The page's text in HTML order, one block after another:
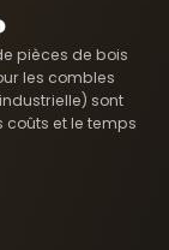
pièces de bois
les combles
sont
et le temps